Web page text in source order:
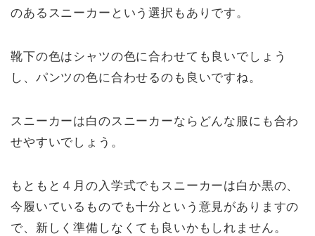
のあるスニーカーという選択もありです。
靴下の色はシャツの色に合わせても良いでしょう
し、パンツの色に合わせるのも良いですね。
スニーカーは白のスニーカーならどんな服にも合わ
せやすいでしょう。
もともと４月の入学式でもスニーカーは白か黒の、
今履いているものでも十分という意見がありますの
で、新しく準備しなくても良いかもしれません。